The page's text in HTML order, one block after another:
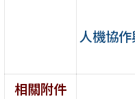
人機協
相關附件